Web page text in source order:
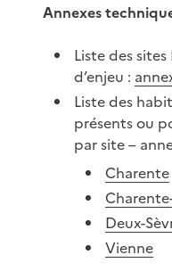
Annexes
Liste des
d’enjeu :
Liste des
présents ou
par site –
Charente
Deux-
Vienne